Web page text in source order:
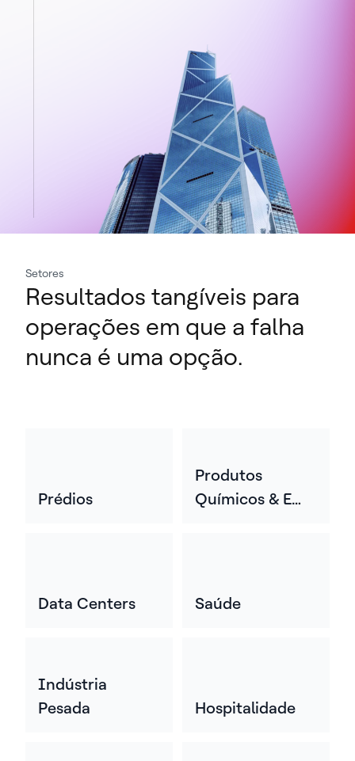
Setores
Resultados tangíveis para
operações em que a falha
nunca é uma opção.
Prédios
Produtos
Químicos & E
Data Centers Saúde
Indústria
Pesada
Hospitalidade